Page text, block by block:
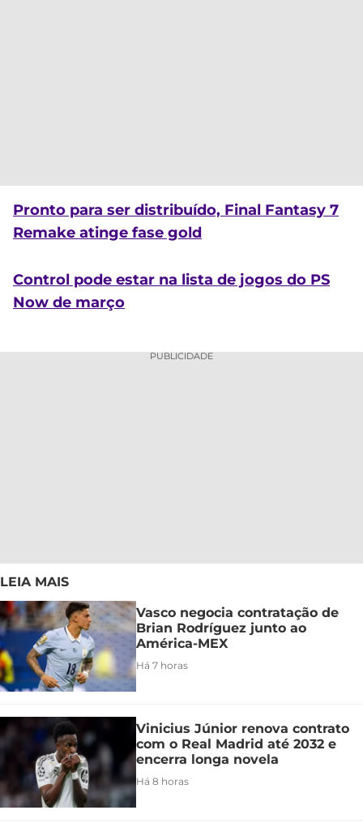
Pronto para ser distribuído, Final Fantasy 7
Remake atinge fase gold
Control pode estar na lista de jogos do PS
Now de março
PUBLICIDADE
LEIA MAIS
Vasco negocia contratação de
Brian Rodríguez junto ao
América-MEX
Há 7 horas
Vinicius Júnior renova contrato
com o Real Madrid até 2032 e
encerra longa novela
Há 8 horas